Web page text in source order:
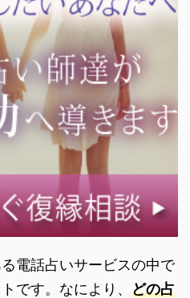
電話占いサービスの中で
です。なにより、 どの占